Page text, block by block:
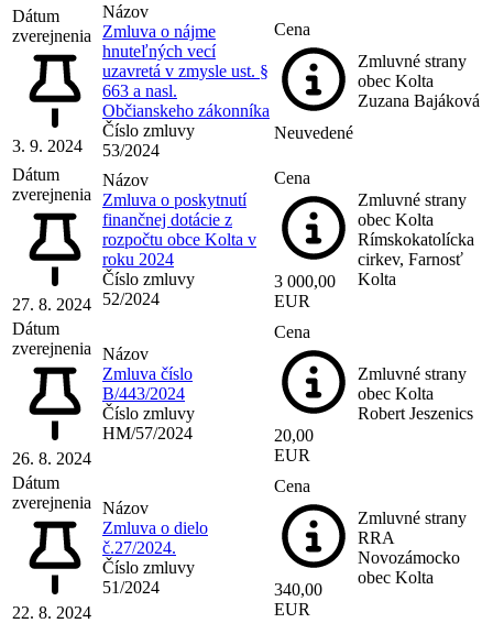
Dátum
zverejnenia
3. 9. 2024
Názov
Zmluva o nájme
hnuteľných vecí
uzavretá v zmysle ust. §
663 a nasl.
Občianskeho zákonníka
Číslo zmluvy
53/2024
Cena
Neuvedené
Zmluvné strany
obec Kolta
Zuzana Bajáková
Dátum
zverejnenia
27. 8. 2024
Názov
Zmluva o poskytnutí
finančnej dotácie z
rozpočtu obce Kolta v
roku 2024
Číslo zmluvy
52/2024
Cena
3 000,00
EUR
Zmluvné strany
obec Kolta
Rímskokatolícka
cirkev, Farnosť
Kolta
Dátum
zverejnenia
26. 8. 2024
Názov
Zmluva číslo
B/443/2024
Číslo zmluvy
HM/57/2024
Cena
20,00
EUR
Zmluvné strany
obec Kolta
Robert Jeszenics
Dátum
zverejnenia
22. 8. 2024
Názov
Zmluva o dielo
č.27/2024.
Číslo zmluvy
51/2024
Cena
340,00
EUR
Zmluvné strany
RRA
Novozámocko
obec Kolta